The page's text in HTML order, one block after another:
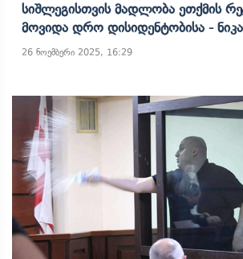
Სიშლეგისთვის Მადლობა Ეთქმის
Მოვიდა Დრო Დისიდენტობისა -
26 ნოემბერი 2025, 16:29